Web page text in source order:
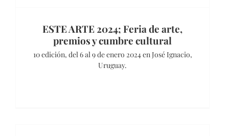
ESTE ARTE 2024; Feria de arte,
premios y cumbre cultural
10 edición, del 6 al 9 de enero 2024 en José Ignacio,
Uruguay.